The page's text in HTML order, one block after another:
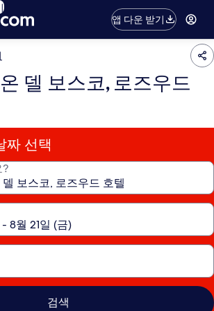
앱 다운 받기
델 보스코, 로즈우드
짜 선택
검색